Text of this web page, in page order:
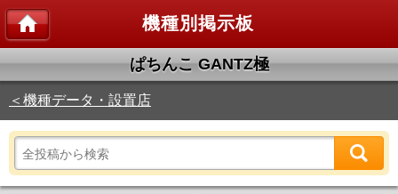
機種別掲示板
ぱちんこ GANTZ極
＜機種データ・設置店